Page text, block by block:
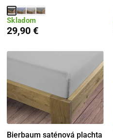
Skladom
29,90 €
Bierbaum saténová plachta